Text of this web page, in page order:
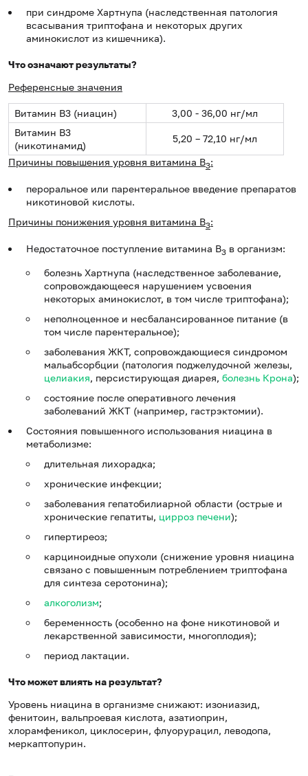
при синдроме Хартнупа (наследственная патология
всасывания триптофана и некоторых других
аминокислот из кишечника).
Что означают результаты?
Референсные значения
Витамин B3 (ниацин)
3,00 - 36,00 нг/мл
Витамин B3
(никотинамид)
5,20 – 72,10 нг/мл
Причины повышения уровня витамина B3:
пероральное или парентеральное введение препаратов
никотиновой кислоты.
Причины понижения уровня витамина B3:
Недостаточное поступление витамина В3 в организм:
болезнь Хартнупа (наследственное заболевание,
сопровождающееся нарушением усвоения
некоторых аминокислот, в том числе триптофана);
неполноценное и несбалансированное питание (в
том числе парентеральное);
заболевания ЖКТ, сопровождающиеся синдромом
мальабсорбции (патология поджелудочной железы,
целиакия, персистирующая диарея, болезнь Крона);
состояние после оперативного лечения
заболеваний ЖКТ (например, гастрэктомии).
Состояния повышенного использования ниацина в
метаболизме:
длительная лихорадка;
хронические инфекции;
заболевания гепатобилиарной области (острые и
хронические гепатиты, цирроз печени);
гипертиреоз;
карциноидные опухоли (снижение уровня ниацина
связано с повышенным потреблением триптофана
для синтеза серотонина);
алкоголизм;
беременность (особенно на фоне никотиновой и
лекарственной зависимости, многоплодия);
период лактации.
Что может влиять на результат?
Уровень ниацина в организме снижают: изониазид,
фенитоин, вальпроевая кислота, азатиоприн,
хлорамфеникол, циклосерин, флуорурацил, леводопа,
меркаптопурин.